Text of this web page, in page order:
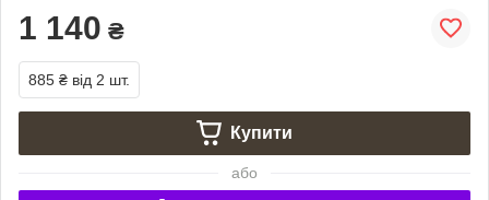
1 140 ₴
885 ₴ від 2 шт.
Купити
або